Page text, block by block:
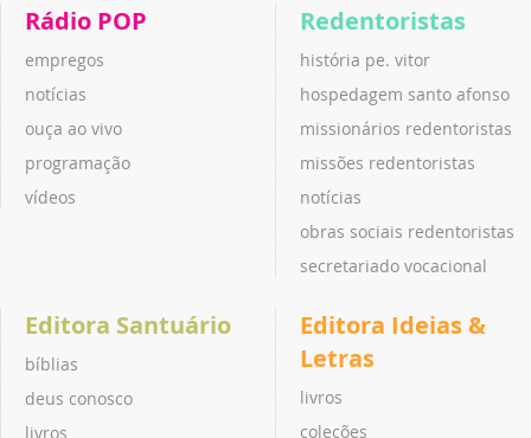
Rádio POP
empregos
notícias
ouça ao vivo
programação
vídeos
Redentoristas
história pe. vitor
hospedagem santo afonso
missionários redentoristas
missões redentoristas
notícias
obras sociais redentoristas
secretariado vocacional
Editora Santuário
bíblias
deus conosco
livros
Editora Ideias &
Letras
livros
coleções